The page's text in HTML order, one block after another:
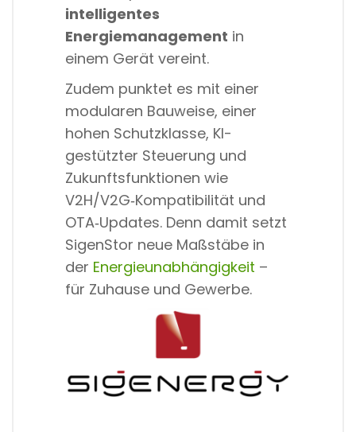
intelligentes
Energiemanagement in
einem Gerät vereint.
Zudem punktet es mit einer
modularen Bauweise, einer
hohen Schutzklasse, KI-
gestützter Steuerung und
Zukunftsfunktionen wie
V2H/V2G‑Kompatibilität und
OTA‑Updates. Denn damit setzt
SigenStor neue Maßstäbe in
der Energieunabhängigkeit –
für Zuhause und Gewerbe.